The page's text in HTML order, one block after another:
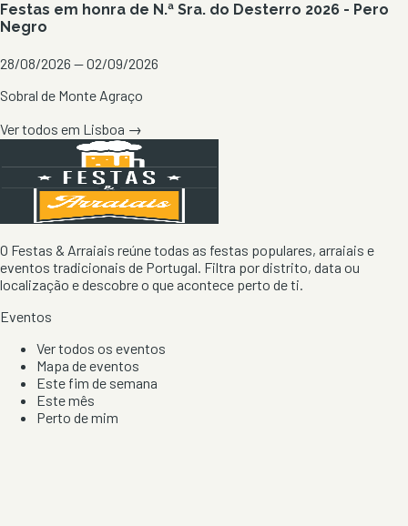
Festas em honra de N.ª Sra. do Desterro 2026 - Pero
Negro
28/08/2026 — 02/09/2026
Sobral de Monte Agraço
Ver todos em Lisboa →
O Festas & Arraiais reúne todas as festas populares, arraiais e
eventos tradicionais de Portugal. Filtra por distrito, data ou
localização e descobre o que acontece perto de ti.
Eventos
Ver todos os eventos
Mapa de eventos
Este fim de semana
Este mês
Perto de mim